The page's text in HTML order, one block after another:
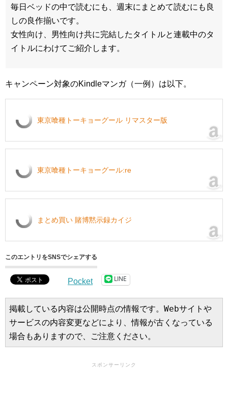
毎日ベッドの中で読むにも、週末にまとめて読むにも良
しの良作揃いです。
女性向け、男性向け共に完結したタイトルと連載中のタ
イトルにわけてご紹介します。
キャンペーン対象のKindleマンガ（一例）は以下。
東京喰種トーキョーグール リマスター版
東京喰種トーキョーグール:re
まとめ買い 賭博黙示録カイジ
このエントリをSNSでシェアする
Pocket LINE
掲載している内容は公開時点の情報です。Webサイトや
サービスの内容変更などにより、情報が古くなっている
場合もありますので、ご注意ください。
スポンサーリンク